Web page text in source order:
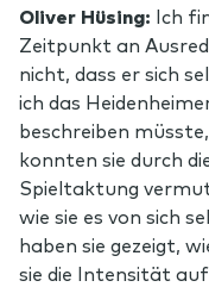
Oliver Hüsing: Ich
Zeitpunkt an
nicht, dass er sich
ich das
beschreiben
konnten sie durch
Spieltaktung
wie sie es von sich
haben sie gezeigt,
sie die Intensität